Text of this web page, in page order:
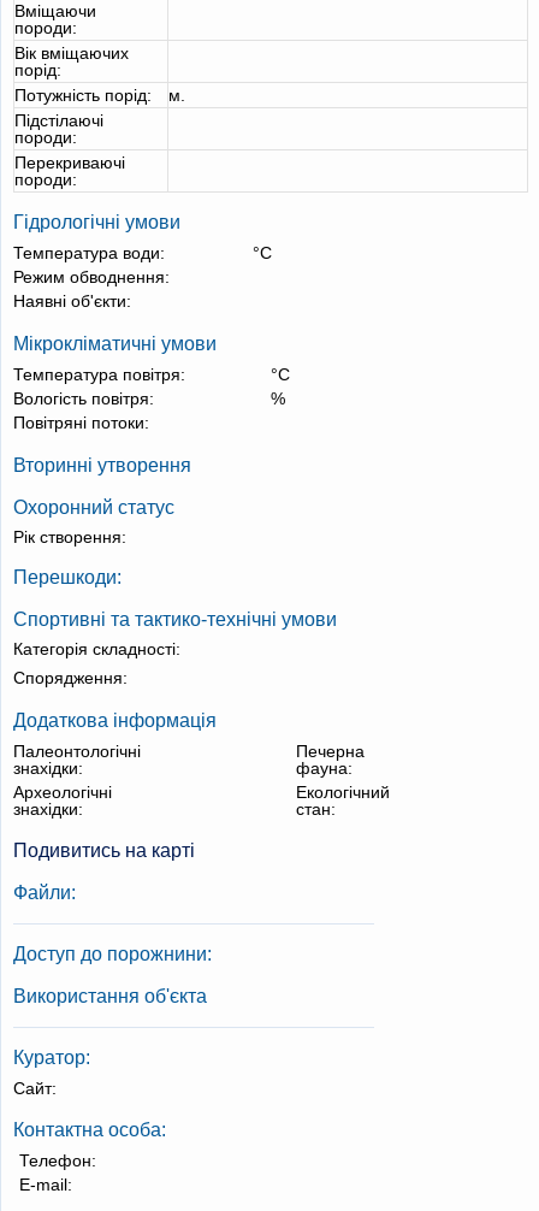
Вміщаючи
породи:
Вік вміщаючих
порід:
Потужність порід:
м.
Підстілаючі
породи:
Перекриваючі
породи:
Гідрологічні умови
Температура води:
°С
Режим обводнення:
Наявні об'єкти:
Мікрокліматичні умови
Температура повітря:
°С
Вологість повітря:
%
Повітряні потоки:
Вторинні утворення
Охоронний статус
Рік створення:
Перешкоди:
Спортивні та тактико-технічні умови
Категорія складності:
Спорядження:
Додаткова інформація
Палеонтологічні
знахідки:
Печерна
фауна:
Археологічні
знахідки:
Екологічний
стан:
Подивитись на карті
Файли:
Доступ до порожнини:
Використання об'єкта
Куратор:
Сайт:
Контактна особа:
Телефон:
E-mail: